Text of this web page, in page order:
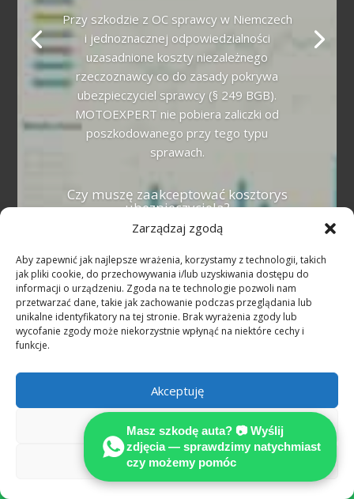
Zarządzaj zgodą
Aby zapewnić jak najlepsze wrażenia, korzystamy z technologii, takich
jak pliki cookie, do przechowywania i/lub uzyskiwania dostępu do
informacji o urządzeniu. Zgoda na te technologie pozwoli nam
przetwarzać dane, takie jak zachowanie podczas przeglądania lub
unikalne identyfikatory na tej stronie. Brak wyrażenia zgody lub
wycofanie zgody może niekorzystnie wpłynąć na niektóre cechy i
funkcje.
Akceptuję
Odmów
Zobacz preferencje
Przy szkodzie z OC sprawcy w Niemczech
i jednoznacznej odpowiedzialności
uzasadnione koszty niezależnego
rzeczoznawcy co do zasady pokrywa
ubezpieczyciel sprawcy (§ 249 BGB).
MOTOEXPERT nie pobiera zaliczki od
poszkodowanego przy tego typu
sprawach.
Czy muszę zaakceptować kosztorys
ubezpieczyciela?
Nie. Kosztorys ubezpieczyciela
reprezentuje interes płatnika i bywa
zaniżony. Masz prawo do niezależnej,
certyfikowanej opinii technicznej
MOTOEXPERT — to podstawa pełnego
odszkodowania.
Kiedy przysługuje auto zastępcze?
Przy niezawinionej szkodzie z OC sprawcy
w Niemczech auto zastępcze przysługuje
na czas naprawy lub odkupu pojazdu.
Alternatywą jest odszkodowanie za utratę
możliwości korzystania (Nutzungsausfall).

Masz szkodę auta? 📷 Wyślij
zdjęcia — sprawdzimy natychmiast
czy możemy pomóc